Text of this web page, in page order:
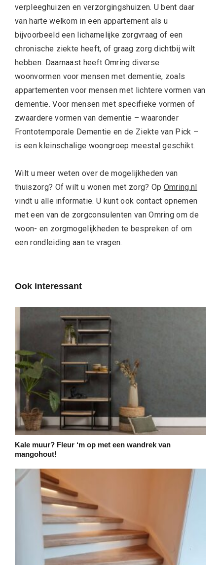
verpleeghuizen en verzorgingshuizen. U bent daar
van harte welkom in een appartement als u
bijvoorbeeld een lichamelijke zorgvraag of een
chronische ziekte heeft, of graag zorg dichtbij wilt
hebben. Daarnaast heeft Omring diverse
woonvormen voor mensen met dementie, zoals
appartementen voor mensen met lichtere vormen van
dementie. Voor mensen met specifieke vormen of
zwaardere vormen van dementie – waaronder
Frontotemporale Dementie en de Ziekte van Pick –
is een kleinschalige woongroep meestal geschikt.
Wilt u meer weten over de mogelijkheden van
thuiszorg? Of wilt u wonen met zorg? Op Omring.nl
vindt u alle informatie. U kunt ook contact opnemen
met een van de zorgconsulenten van Omring om de
woon- en zorgmogelijkheden te bespreken of om
een rondleiding aan te vragen.
Ook interessant
Kale muur? Fleur ‘m op met een wandrek van
mangohout!